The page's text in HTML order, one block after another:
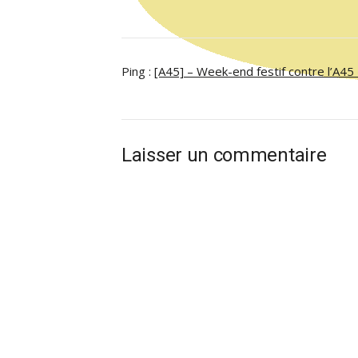
Ping : [A45] – Week-end festif contre l’A45
Laisser un commentaire